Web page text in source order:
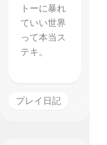
トーに暴れ
ていい世界
って本当ス
テキ。
プレイ日記
【RUI
NER】
レビュ
ー サ